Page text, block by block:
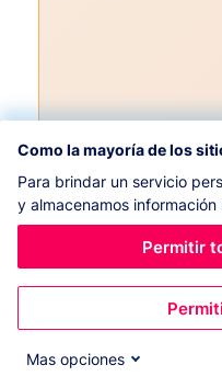
Como la mayoría de los
Para brindar un servicio
y almacenamos información
Permitir
Mas opciones